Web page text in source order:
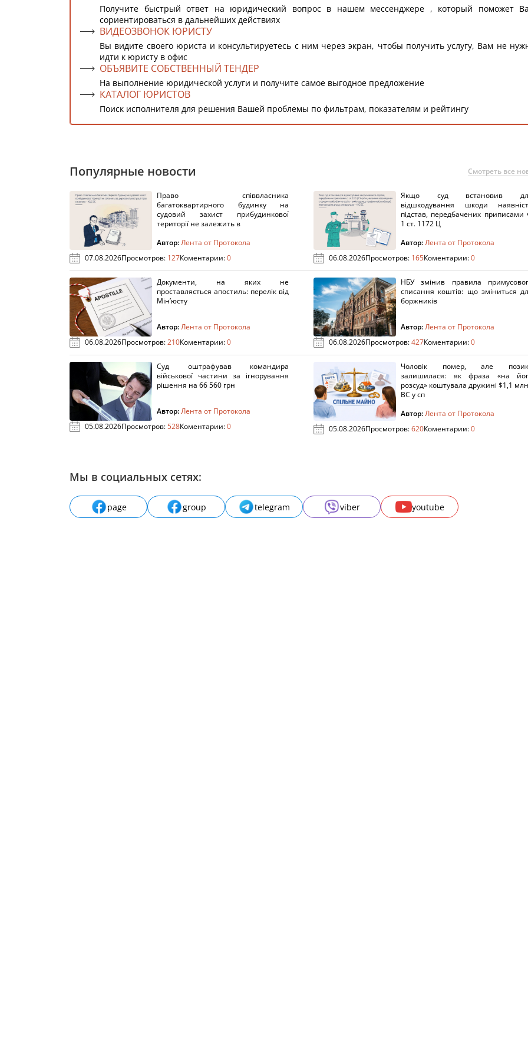
Получите быстрый ответ на юридический вопрос в нашем мессенджере , который поможет
сориентироваться в дальнейших действиях
ВИДЕОЗВОНОК ЮРИСТУ
Вы видите своего юриста и консультируетесь с ним через экран, чтобы получить услугу, Вам не
идти к юристу в офис
ОБЪЯВИТЕ СОБСТВЕННЫЙ ТЕНДЕР
На выполнение юридической услуги и получите самое выгодное предложение
КАТАЛОГ ЮРИСТОВ
Поиск исполнителя для решения Вашей проблемы по фильтрам, показателям и рейтингу
Популярные новости Смотреть все
Право співвласника
багатоквартирного будинку на
судовий захист прибудинкової
території не залежить в
Автор:Лента от Протокола
07.08.2026Просмотров: 127Коментарии:0
Якщо суд встановив
відшкодування шкоди
підстав, передбачених приписами
1 ст. 1172 Ц
Автор:Лента от Протокола
06.08.2026Просмотров: 165Коментарии:0
Документи, на яких не
проставляється апостиль: перелік від
Мін’юсту
Автор:Лента от Протокола
06.08.2026Просмотров:210Коментарии:0
НБУ змінив правила
списання коштів: що зміниться
боржників
Автор:Лента от Протокола
06.08.2026Просмотров:427Коментарии:0
Суд оштрафував командира
військової частини за ігнорування
рішення на 66 560 грн
Автор:Лента от Протокола
05.08.2026Просмотров:528Коментарии:0
Чоловік помер, але
залишилася: як фраза «на
розсуд» коштувала дружині $1,1
ВС у сп
Автор:Лента от Протокола
05.08.2026Просмотров:620Коментарии:0
Мы в социальных сетях:
page group telegram viber youtube